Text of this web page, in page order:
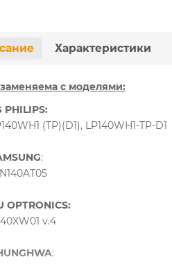
Характеристики
с моделями:
PHILIPS:
(TP)(D1), LP140WH1-TP-D1
:
OPTRONICS:
v.4
: